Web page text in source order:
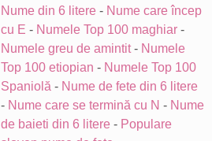
Nume din 6 litere - Nume care încep
cu E - Numele Top 100 maghiar -
Numele greu de amintit- Numele
Top 100 etiopian - Numele Top 100
Spaniolă - Nume de fete din 6 litere
- Nume care se termină cu N - Nume
de baieti din 6 litere - Populare